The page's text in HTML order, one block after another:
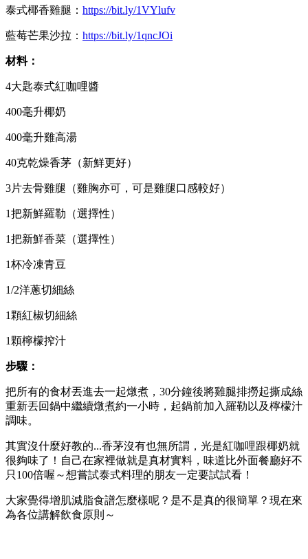
泰式椰香雞腿： https://bit.ly/1VYlufv
藍莓芒果沙拉： https://bit.ly/1qncJOi
材料：
4大匙泰式紅咖哩醬
400毫升椰奶
400毫升雞高湯
40克乾燥香茅（新鮮更好）
3片去骨雞腿（雞胸亦可，可是雞腿口感較好）
1把新鮮羅勒（選擇性）
1把新鮮香菜（選擇性）
1杯冷凍青豆
1/2洋蔥切細絲
1顆紅椒切細絲
1顆檸檬搾汁
步驟：
把所有的食材丟進去一起燉煮，30分鐘後將雞腿排撈起撕成絲
重新丟回鍋中繼續燉煮約一小時，起鍋前加入羅勒以及檸檬汁
調味。
其實沒什麼好教的...香茅沒有也無所謂，光是紅咖哩跟椰奶就
很夠味了！自己在家裡做就是真材實料，味道比外面餐廳好不
只100倍喔～想嘗試泰式料理的朋友一定要試試看！
大家覺得增肌減脂食譜怎麼樣呢？是不是真的很簡單？現在來
為各位講解飲食原則～